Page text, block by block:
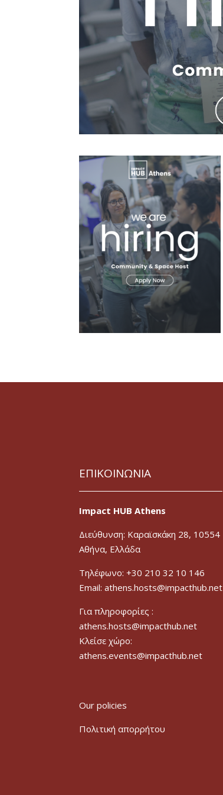
ΕΠΙΚΟΙΝΩΝΙΑ
Impact HUB Athens
Διεύθυνση: Καραϊσκάκη 28, 10554
Αθήνα, Ελλάδα
Τηλέφωνο: +30 210 32 10 146
Email: athens.hosts@impacthub.net
Για πληροφορίες :
athens.hosts@impacthub.net
Κλείσε χώρο:
athens.events@impacthub.net
Our policies
Πολιτική απορρήτου